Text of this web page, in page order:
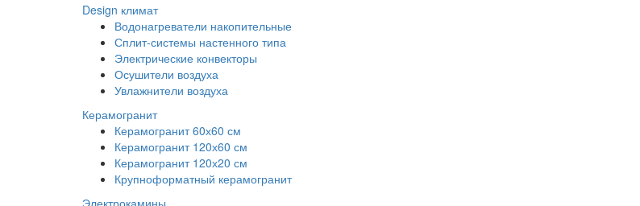
Design климат
Водонагреватели накопительные
Сплит-системы настенного типа
Электрические конвекторы
Осушители воздуха
Увлажнители воздуха
Керамогранит
Керамогранит 60х60 см
Керамогранит 120х60 см
Керамогранит 120х20 см
Крупноформатный керамогранит
Электрокамины